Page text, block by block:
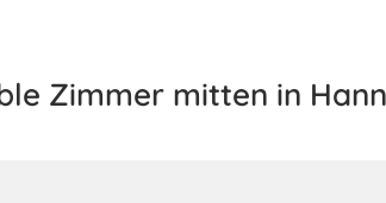
Zimmer mitten in